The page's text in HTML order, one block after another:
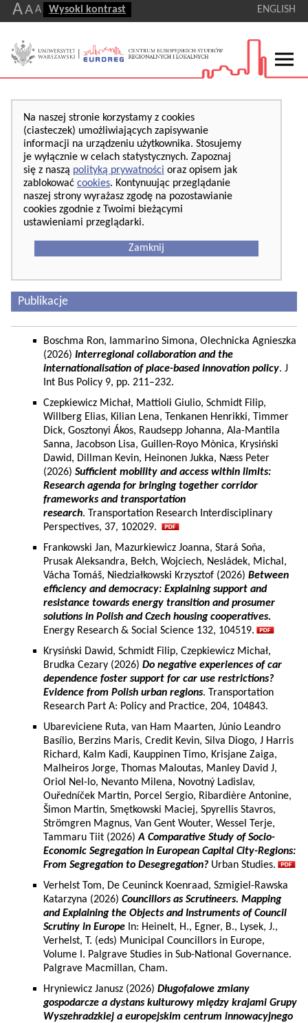
AA A Wysoki kontrast ENGLISH
Na naszej stronie korzystamy z cookies
(ciasteczek) umożliwiających zapisywanie
informacji na urządzeniu użytkownika. Stosujemy
je wyłącznie w celach statystycznych. Zapoznaj
się z naszą polityką prywatności oraz opisem jak
zablokować cookies. Kontynuując przeglądanie
naszej strony wyrażasz zgodę na pozostawianie
cookies zgodnie z Twoimi bieżącymi
ustawieniami przeglądarki.
Zamknij
Publikacje
Boschma Ron, Iammarino Simona, Olechnicka Agnieszka
(2026) Interregional collaboration and the
internationalisation of place-based innovation policy. J
Int Bus Policy 9, pp. 211–232.
Czepkiewicz Michał, Mattioli Giulio, Schmidt Filip,
Willberg Elias, Kilian Lena, Tenkanen Henrikki, Timmer
Dick, Gosztonyi Ákos, Raudsepp Johanna, Ala-Mantila
Sanna, Jacobson Lisa, Guillen-Royo Mònica, Krysiński
Dawid, Dillman Kevin, Heinonen Jukka, Næss Peter
(2026) Sufficient mobility and access within limits:
Research agenda for bringing together corridor
frameworks and transportation
research. Transportation Research Interdisciplinary
Perspectives, 37, 102029.
Frankowski Jan, Mazurkiewicz Joanna, Stará Soňa,
Prusak Aleksandra, Bełch, Wojciech, Nesládek, Michal,
Vácha Tomáš, Niedziałkowski Krzysztof (2026) Between
efficiency and democracy: Explaining support and
resistance towards energy transition and prosumer
solutions in Polish and Czech housing cooperatives.
Energy Research & Social Science 132, 104519.
Krysiński Dawid, Schmidt Filip, Czepkiewicz Michał,
Brudka Cezary (2026) Do negative experiences of car
dependence foster support for car use restrictions?
Evidence from Polish urban regions. Transportation
Research Part A: Policy and Practice, 204, 104843.
Ubareviciene Ruta, van Ham Maarten, Júnio Leandro
Basílio, Berzins Maris, Credit Kevin, Silva Diogo, J Harris
Richard, Kalm Kadi, Kauppinen Timo, Krisjane Zaiga,
Malheiros Jorge, Thomas Maloutas, Manley David J,
Oriol Nel-lo, Nevanto Milena, Novotný Ladislav,
Ouředníček Martin, Porcel Sergio, Ribardière Antonine,
Šimon Martin, Smętkowski Maciej, Spyrellis Stavros,
Strömgren Magnus, Van Gent Wouter, Wessel Terje,
Tammaru Tiit (2026)A Comparative Study of Socio-
Economic Segregation in European Capital City-Regions:
From Segregation to Desegregation? Urban Studies.
Verhelst Tom, De Ceuninck Koenraad, Szmigiel-Rawska
Katarzyna (2026) Councillors as Scrutineers. Mapping
and Explaining the Objects and Instruments of Council
Scrutiny in Europe In: Heinelt, H., Egner, B., Lysek, J.,
Verhelst, T. (eds) Municipal Councillors in Europe,
Volume I. Palgrave Studies in Sub-National Governance.
Palgrave Macmillan, Cham.
Hryniewicz Janusz (2026) Długofalowe zmiany
gospodarcze a dystans kulturowy między krajami Grupy
Wyszehradzkiej a europejskim centrum innowacyjnego